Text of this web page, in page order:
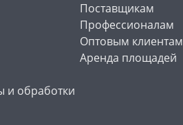
и обработки
Поставщикам
Профессионалам
Оптовым клиентам
Аренда площадей